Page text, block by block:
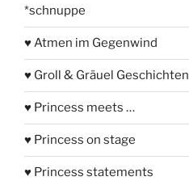
*schnuppe
♥ Atmen im Gegenwind
♥ Groll & Gräuel Geschichten
♥ Princess meets …
♥ Princess on stage
♥ Princess statements